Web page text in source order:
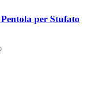
per Stufato